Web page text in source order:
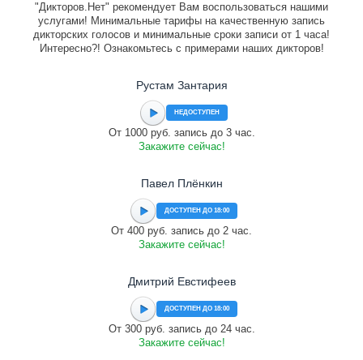
"Дикторов.Нет" рекомендует Вам воспользоваться нашими
услугами! Минимальные тарифы на качественную запись
дикторских голосов и минимальные сроки записи от 1 часа!
Интересно?! Ознакомьтесь с примерами наших дикторов!
Рустам Зантария
НЕДОСТУПЕН
От 1000 руб. запись до 3 час.
Закажите сейчас!
Павел Плёнкин
ДОСТУПЕН ДО 18:00
От 400 руб. запись до 2 час.
Закажите сейчас!
Дмитрий Евстифеев
ДОСТУПЕН ДО 18:00
От 300 руб. запись до 24 час.
Закажите сейчас!